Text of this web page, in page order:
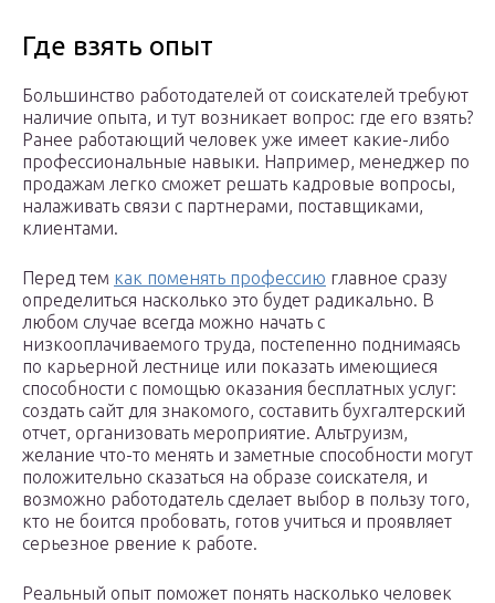
Где взять опыт
Большинство работодателей от соискателей требуют
наличие опыта, и тут возникает вопрос: где его взять?
Ранее работающий человек уже имеет какие-либо
профессиональные навыки. Например, менеджер по
продажам легко сможет решать кадровые вопросы,
налаживать связи с партнерами, поставщиками,
клиентами.
Перед тем как поменять профессию главное сразу
определиться насколько это будет радикально. В
любом случае всегда можно начать с
низкооплачиваемого труда, постепенно поднимаясь
по карьерной лестнице или показать имеющиеся
способности с помощью оказания бесплатных услуг:
создать сайт для знакомого, составить бухгалтерский
отчет, организовать мероприятие. Альтруизм,
желание что-то менять и заметные способности могут
положительно сказаться на образе соискателя, и
возможно работодатель сделает выбор в пользу того,
кто не боится пробовать, готов учиться и проявляет
серьезное рвение к работе.
Реальный опыт поможет понять насколько человек